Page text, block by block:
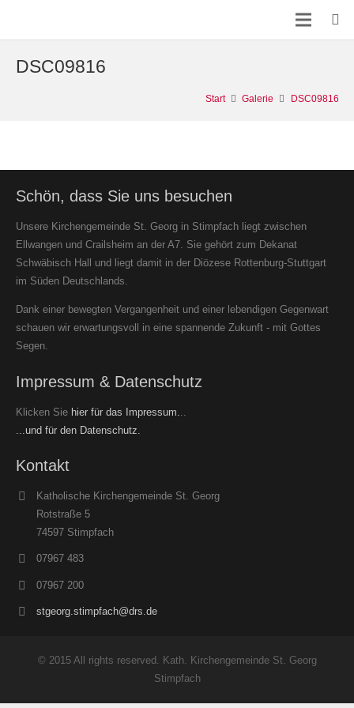
DSC09816
Start Galerie DSC09816
Schön, dass Sie uns besuchen
Unsere Kirchengemeinde St. Georg in Stimpfach liegt zwischen
Ellwangen und Crailsheim an der A7. Sie gehört zum Dekanat
Schwäbisch Hall und liegt damit in der Diözese Rottenburg-Stuttgart
im Süden Deutschlands.
Dank einer bewegten Vergangenheit und einer lebendigen Gegenwart
schauen wir erwartungsvoll in eine spannende Zukunft - mit Gottes
Segen.
Impressum & Datenschutz
Klicken Sie hier für das Impressum.
...und für den Datenschutz.
Kontakt
Katholische Kirchengemeinde St. Georg
Rotstraße 5
74597 Stimpfach
07967 483
07967 200
stgeorg.stimpfach@drs.de
© 2015 All rights reserved. Kath. Kirchengemeinde St. Georg
Stimpfach